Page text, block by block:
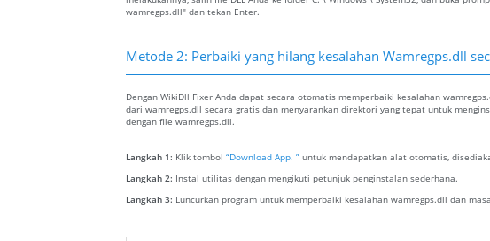
wamregps.dll" dan tekan Enter.
Metode 2: Perbaiki yang hilang kesalahan Wamregps.dll
Dengan WikiDll Fixer Anda dapat secara otomatis memperbaiki kesalahan
dari wamregps.dll secara gratis dan menyarankan direktori yang tepat untuk
dengan file wamregps.dll.
Langkah 1: Klik tombol “Download App. ” untuk mendapatkan alat otomatis,
Langkah 2: Instal utilitas dengan mengikuti petunjuk penginstalan sederhana.
Langkah 3: Luncurkan program untuk memperbaiki kesalahan wamregps.dll dan